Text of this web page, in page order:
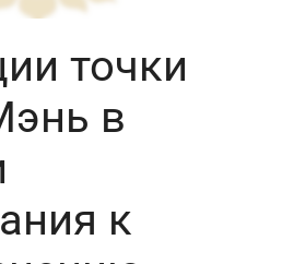
точки
в
к